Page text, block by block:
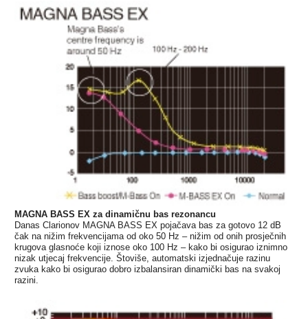
MAGNA BASS EX za dinamičnu bas rezonancu
Danas Clarionov MAGNA BASS EX pojačava bas za gotovo 12 dB
čak na nižim frekvencijama od oko 50 Hz – nižim od onih prosječnih
krugova glasnoće koji iznose oko 100 Hz – kako bi osigurao iznimno
nizak utjecaj frekvencije. Štoviše, automatski izjednačuje razinu
zvuka kako bi osigurao dobro izbalansiran dinamički bas na svakoj
razini.